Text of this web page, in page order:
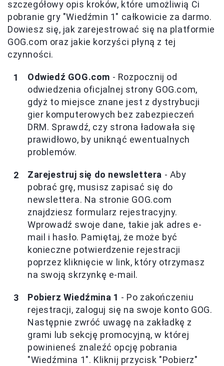
szczegółowy opis kroków, które umożliwią Ci
pobranie gry "Wiedźmin 1" całkowicie za darmo.
Dowiesz się, jak zarejestrować się na platformie
GOG.com oraz jakie korzyści płyną z tej
czynności.
Odwiedź GOG.com - Rozpocznij od
odwiedzenia oficjalnej strony GOG.com,
gdyż to miejsce znane jest z dystrybucji
gier komputerowych bez zabezpieczeń
DRM. Sprawdź, czy strona ładowała się
prawidłowo, by uniknąć ewentualnych
problemów.
Zarejestruj się do newslettera - Aby
pobrać grę, musisz zapisać się do
newslettera. Na stronie GOG.com
znajdziesz formularz rejestracyjny.
Wprowadź swoje dane, takie jak adres e-
mail i hasło. Pamiętaj, że może być
konieczne potwierdzenie rejestracji
poprzez kliknięcie w link, który otrzymasz
na swoją skrzynkę e-mail.
Pobierz Wiedźmina 1 - Po zakończeniu
rejestracji, zaloguj się na swoje konto GOG.
Następnie zwróć uwagę na zakładkę z
grami lub sekcję promocyjną, w której
powinieneś znaleźć opcję pobrania
"Wiedźmina 1". Kliknij przycisk "Pobierz"